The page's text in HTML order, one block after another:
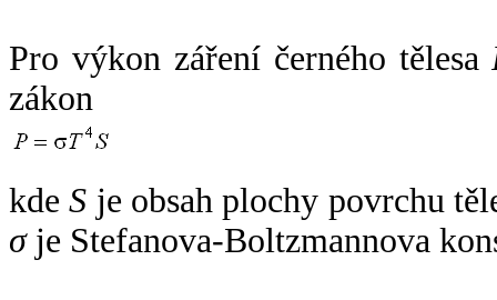
Pro výkon záření černého tělesa
zákon
kdeS je obsah plochy povrchu
σje Stefanova-Boltzmannova